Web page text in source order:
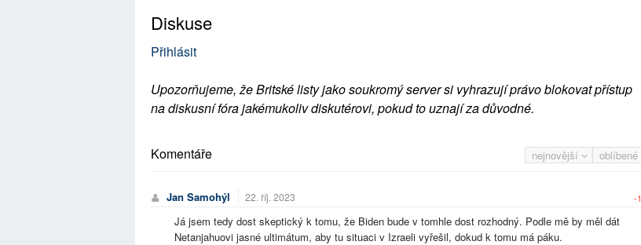
Diskuse
Přihlásit
Upozorňujeme, že Britské listy jako soukromý server si vyhrazují právo blokovat přístup
na diskusní fóra jakémukoliv diskutérovi, pokud to uznají za důvodné.
nejnovější oblíbené
Komentáře
Jan Samohýl 22. říj. 2023 -1
Já jsem tedy dost skeptický k tomu, že Biden bude v tomhle dost rozhodný. Podle mě by měl dát
Netanjahuovi jasné ultimátum, aby tu situaci v Izraeli vyřešil, dokud k tomu má páku.